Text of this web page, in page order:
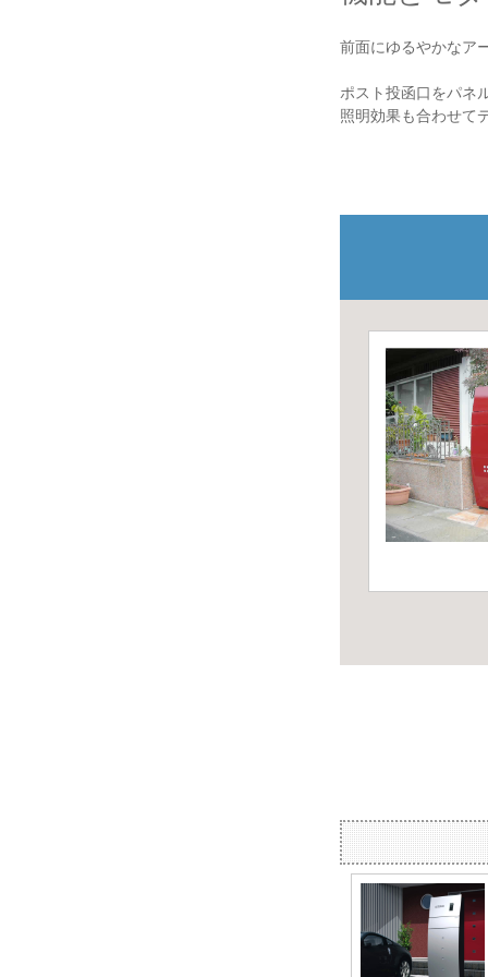
前面にゆるやかなア
ポスト投函口をパネ
照明効果も合わせて